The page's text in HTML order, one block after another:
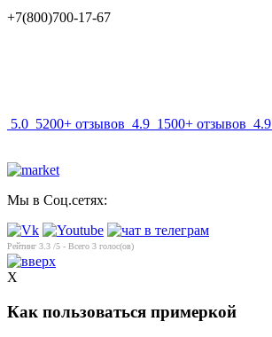
+7(800)700-17-67
5.0 5200+ отзывов 4.9 1500+ отзывов 4.9
Мы в Соц.сетях:
Рейтинг 3.3 /5 - Всего 3 голос(ов)
X
Как пользоваться примеркой